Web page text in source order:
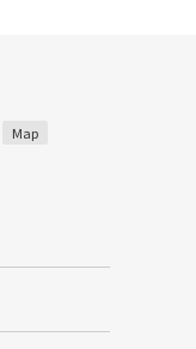
Map